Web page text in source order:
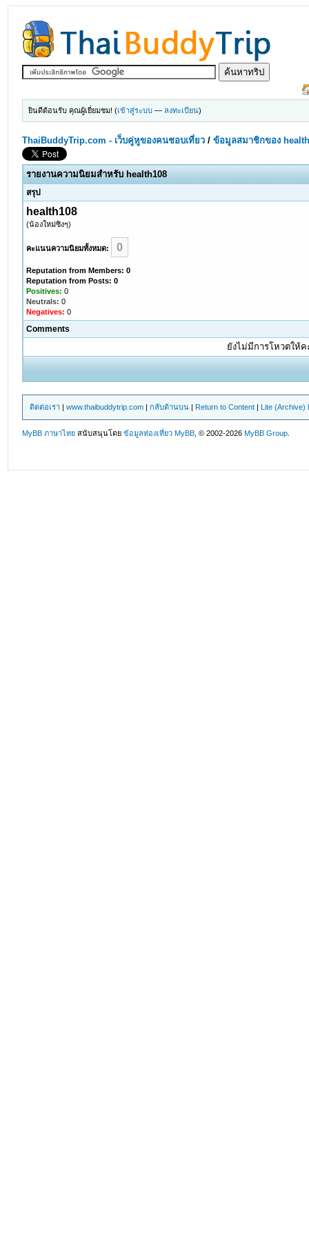
ยินดีต้อนรับ คุณผู้เยี่ยมชม! (เข้าสู่ระบบ — ลงทะเบียน)
ThaiBuddyTrip.com - เว็บคู่หูของคนชอบเที่ยว /ข้อมูลสมาชิกของ
รายงานความนิยมสำหรับ health108
สรุป
health108
(น้องใหม่ซิงๆ)
คะแนนความนิยมทั้งหมด: 0
Reputation from Members: 0
Reputation from Posts: 0
Positives: 0
Neutrals: 0
Negatives: 0
Comments
ยังไม่มีการโหวตให้
ติดต่อเรา |www.thaibuddytrip.com |กลับด้านบน | Return to Content | Lite (Archive)
MyBB ภาษาไทย สนับสนุนโดยข้อมูลท่องเที่ยว MyBB , © 2002-2026MyBB Group